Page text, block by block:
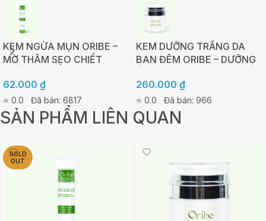
KEM NGỪA MỤN ORIBE –
MỜ THÂM SẸO CHIẾT
TUÝP 20G
62.000 ₫
⭐ 0.0 Đã bán: 6817
KEM DƯỠNG TRẮNG DA
BAN ĐÊM ORIBE – DƯỠNG
DA 30G
260.000 ₫
⭐ 0.0 Đã bán: 966
SẢN PHẨM LIÊN QUAN
SOLD
OUT